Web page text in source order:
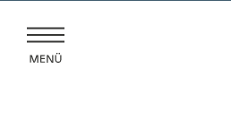
Inhalt
springen